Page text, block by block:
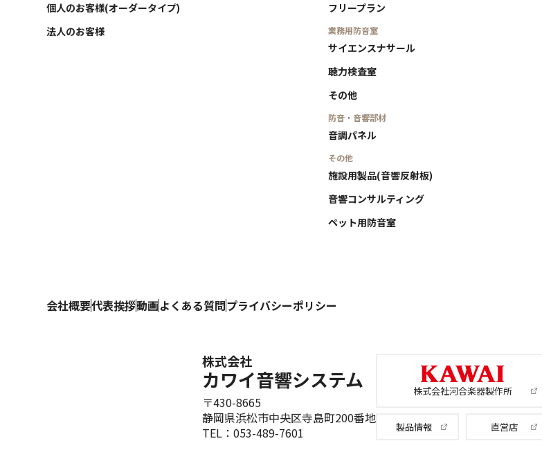
株式会社
カワイ音響システム
〒430-8665
静岡県浜松市中央区寺島町200番地
TEL：053-489-7601
株式会社河合楽器製作所
製品情報 直営店
個人のお客様(オーダータイプ)
法人のお客様
フリープラン
業務用防音室
サイエンスナサール
聴力検査室
その他
防音・音響部材
音調パネル
その他
施設用製品(音響反射板)
音響コンサルティング
ペット用防音室
会社概要代表挨拶動画よくある質問プライバシーポリシー